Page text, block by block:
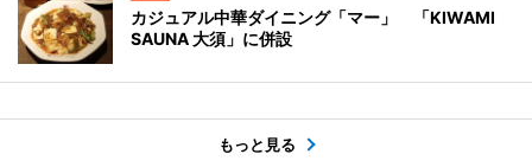
カジュアル中華ダイニング「マー」 「KIWAMI
SAUNA 大須」に併設
もっと見る